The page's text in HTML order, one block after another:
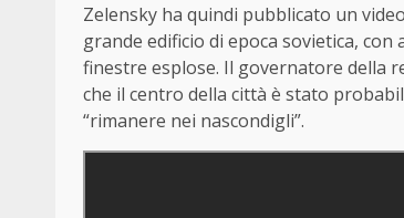
Zelensky ha quindi pubblicato un
grande edificio di epoca sovietica,
finestre esplose. Il governatore della
che il centro della città è stato
“rimanere nei nascondigli”.